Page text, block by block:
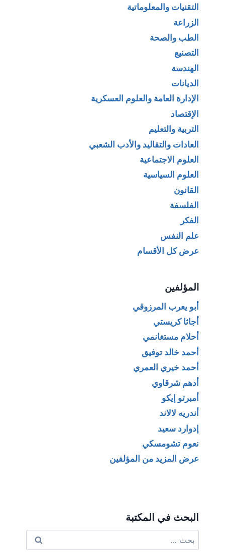
التقنيات والمعلوماتية
الزراعة
الطب والصحة
التصنيع
الهندسة
الديانات
الإدارة العامة والعلوم العسكرية
الإقتصاد
التربية والتعليم
العادات والتقاليد والأدب الشعبي
العلوم الاجتماعية
العلوم السياسية
القانون
الفلسفة
الفكر
علم النفس
عرض كل الأقسام
المؤلفين
أبو يعرب المرزوقي
أجاثا كريستي
أحلام مستغانمي
أحمد خالد توفيق
أحمد خيري العمري
أدهم شرقاوي
أمبرتو إيكو
أندريه لالاند
إدوارد سعيد
نعوم تشومسكي
عرض المزيد من المؤلفين
البحث في المكتبة
عن: